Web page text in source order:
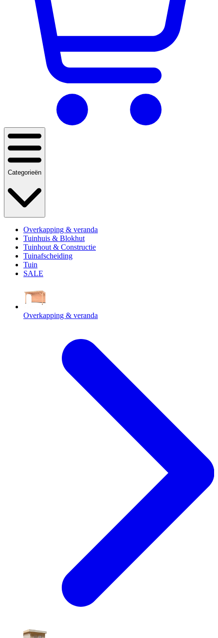
Categorieën
Overkapping & veranda
Tuinhuis & Blokhut
Tuinhout & Constructie
Tuinafscheiding
Tuin
SALE
Overkapping & veranda